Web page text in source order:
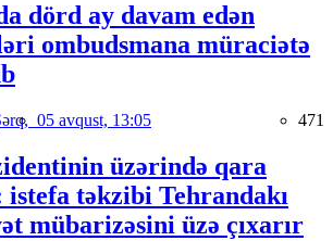
dörd ay davam edən
ombudsmana müraciətə
05 avqust, 13:05 471
üzərində qara
təkzibi Tehrandakı
mübarizəsini üzə çıxarır